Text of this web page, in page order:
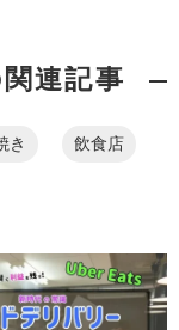
連記事
き 飲食店